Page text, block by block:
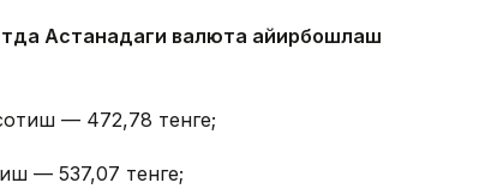
Астанадаги валюта айирбошлаш
— 472,78 тенге;
— 537,07 тенге;